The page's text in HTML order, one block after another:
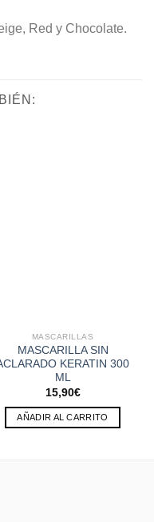
Red y Chocolate.
MASCARILLAS
MASCARILLA SIN
KERATIN 300
ML
15,90€
AÑADIR AL CARRITO